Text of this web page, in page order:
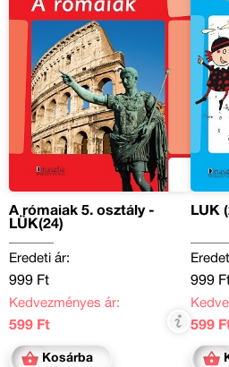
A rómaiak 5. osztály -
LÜK(24)
Eredeti ár:
999 Ft
Kedvezményes ár:
599 Ft
Kosárba
LÜK
999
599